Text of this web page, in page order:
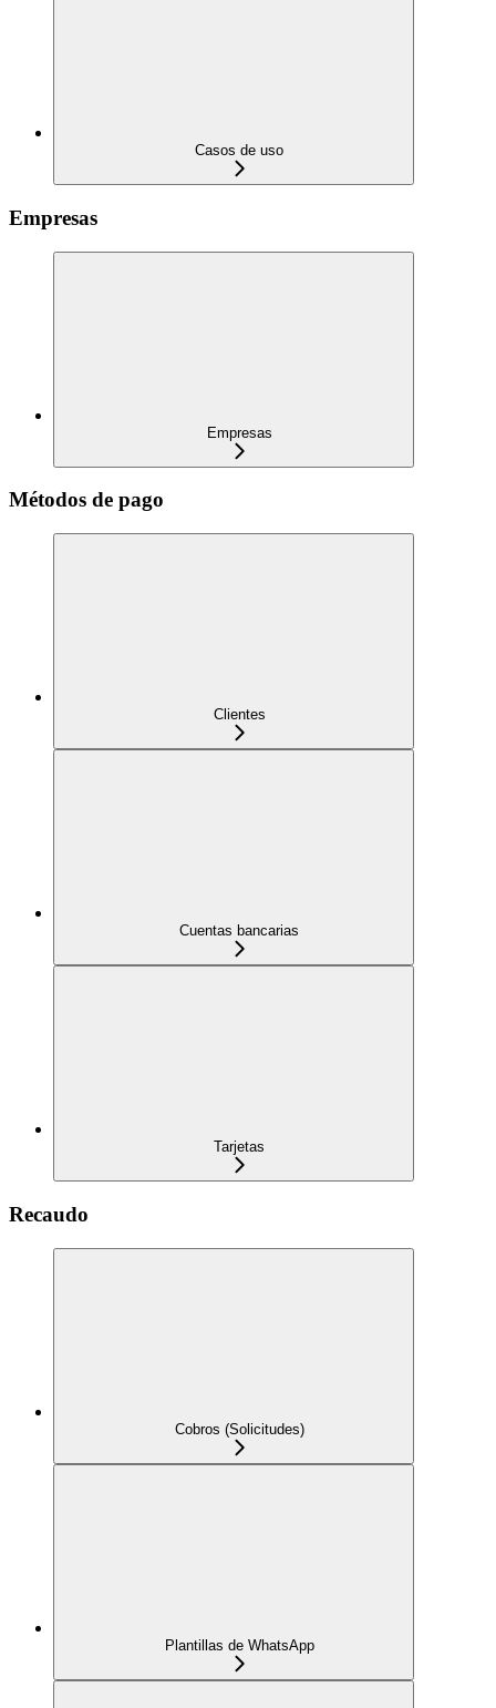
Casos de uso
Empresas
Empresas
Métodos de pago
Clientes
Cuentas bancarias
Tarjetas
Recaudo
Cobros (Solicitudes)
Plantillas de WhatsApp